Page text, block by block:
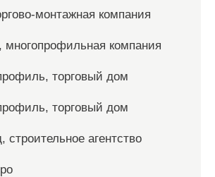
монтажная компания
многопрофильная компания
торговый дом
торговый дом
строительное агентство